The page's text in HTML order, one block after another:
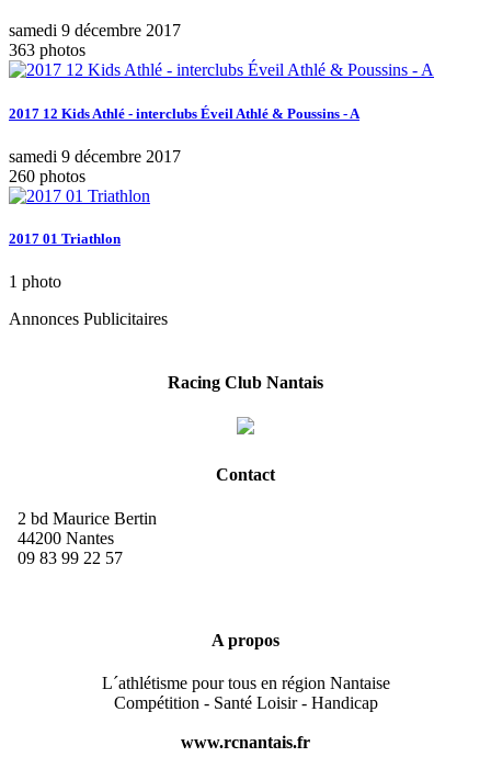
samedi 9 décembre 2017
363 photos
2017 12 Kids Athlé - interclubs Éveil Athlé & Poussins - A
samedi 9 décembre 2017
260 photos
2017 01 Triathlon
1 photo
Annonces Publicitaires
Racing Club Nantais
Contact
2 bd Maurice Bertin
44200 Nantes
09 83 99 22 57
A propos
L´athlétisme pour tous en région Nantaise
Compétition - Santé Loisir - Handicap
www.rcnantais.fr